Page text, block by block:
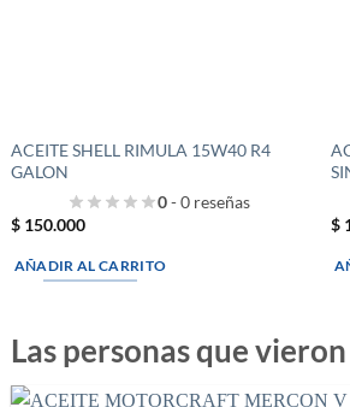
ACEITE SHELL RIMULA 15W40 R4
GALON
0- 0 reseñas
$150.000
AÑADIR AL CARRITO
$
Las personas que